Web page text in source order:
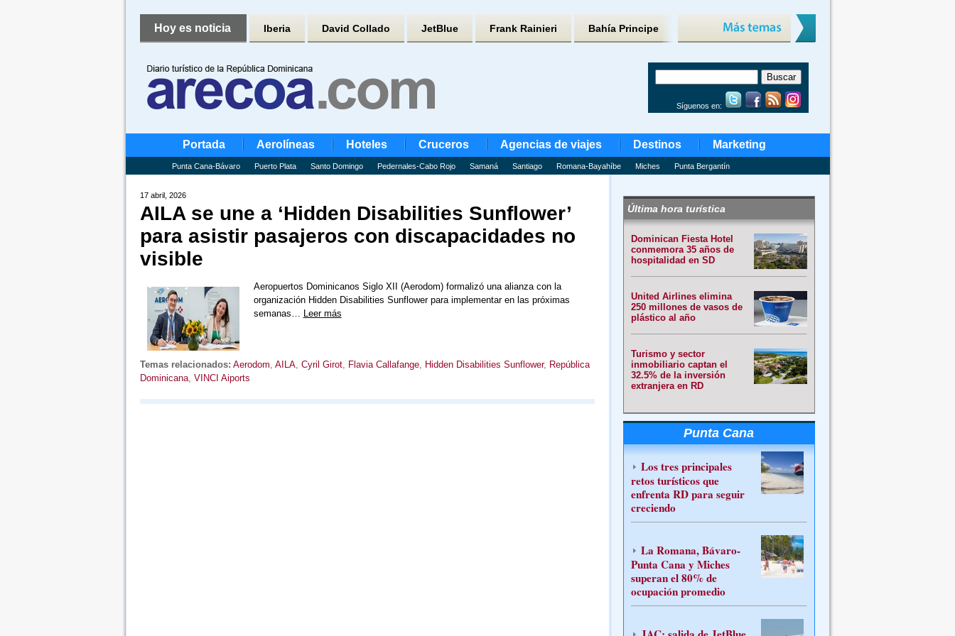
Hoy es noticia Iberia David Collado JetBlue Frank Rainieri Bahía Principe
Síguenos en:
Portada Aerolíneas Hoteles Cruceros Agencias de viajes Destinos Marketing
Punta Cana-Bávaro Puerto Plata Santo Domingo Pedernales-Cabo Rojo Samaná Santiago Romana-Bayahíbe Miches Punta Bergantín
17 abril, 2026
AILA se une a ‘Hidden Disabilities Sunflower’
para asistir pasajeros con discapacidades no
visible
Aeropuertos Dominicanos Siglo XII (Aerodom) formalizó una alianza con la
organización Hidden Disabilities Sunflower para implementar en las próximas
semanas… Leer más
Temas relacionados: Aerodom, AILA, Cyril Girot, Flavia Callafange, Hidden Disabilities Sunflower, República
Dominicana, VINCI Aiports
Última hora turística
Dominican Fiesta Hotel
conmemora 35 años de
hospitalidad en SD
United Airlines elimina
250 millones de vasos de
plástico al año
Turismo y sector
inmobiliario captan el
32.5% de la inversión
extranjera en RD
Punta Cana
Los tres principales
retos turísticos que
enfrenta RD para seguir
creciendo
La Romana, Bávaro-
Punta Cana y Miches
superan el 80% de
ocupación promedio